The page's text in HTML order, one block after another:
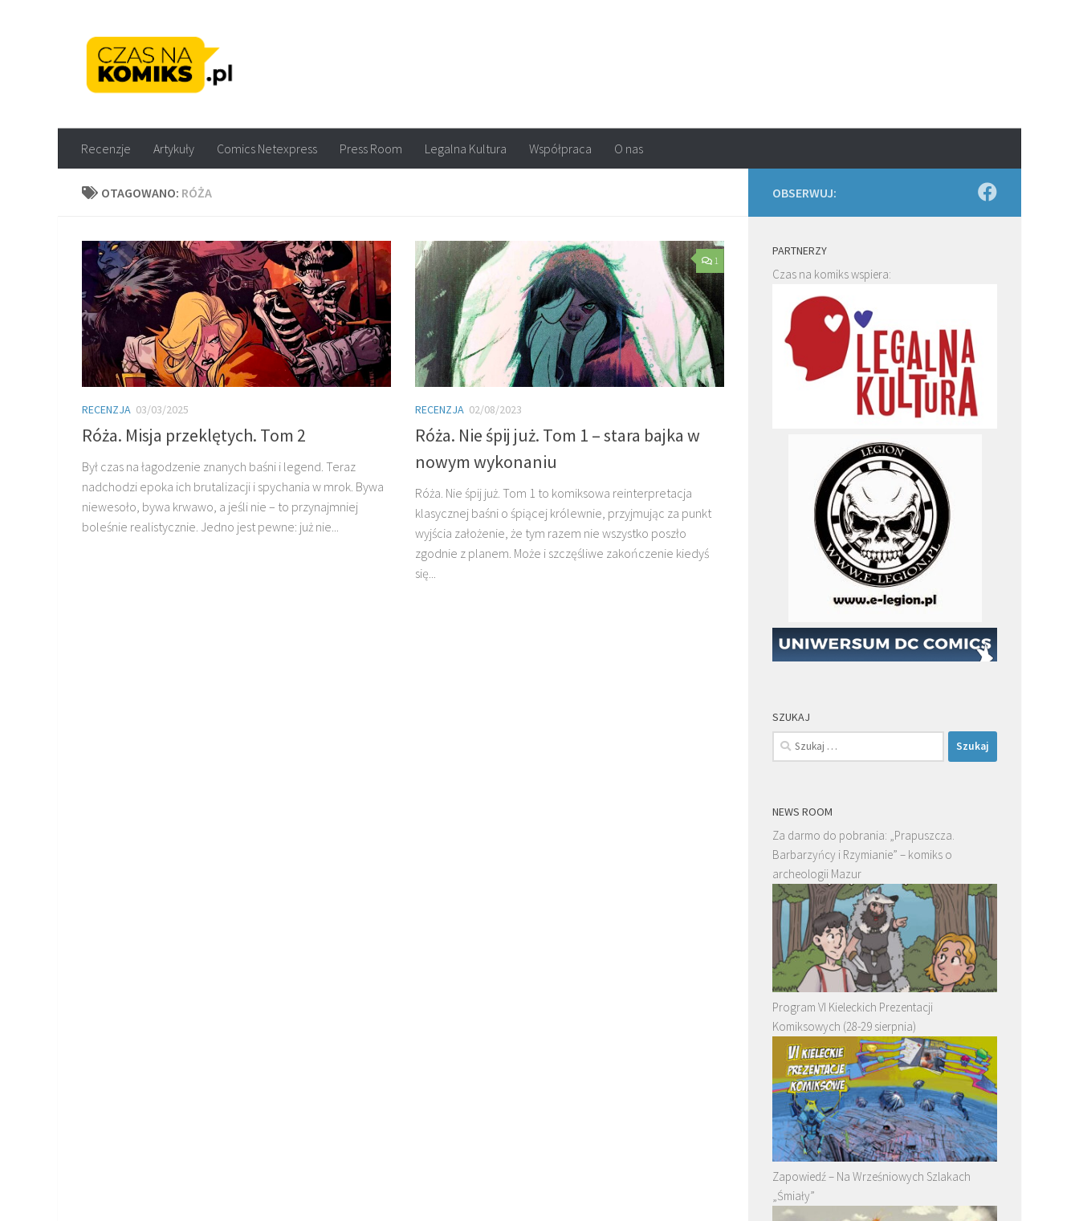
Recenzje Artykuły Comics Netexpress Press Room Legalna Kultura Współpraca O nas
OTAGOWANO: RÓŻA
RECENZJA 03/03/2025
Róża. Misja przeklętych. Tom 2
Był czas na łagodzenie znanych baśni i legend. Teraz
nadchodzi epoka ich brutalizacji i spychania w mrok. Bywa
niewesoło, bywa krwawo, a jeśli nie – to przynajmniej
boleśnie realistycznie. Jedno jest pewne: już nie...
1
RECENZJA 02/08/2023
Róża. Nie śpij już. Tom 1 – stara bajka w
nowym wykonaniu
Róża. Nie śpij już. Tom 1 to komiksowa reinterpretacja
klasycznej baśni o śpiącej królewnie, przyjmując za punkt
wyjścia założenie, że tym razem nie wszystko poszło
zgodnie z planem. Może i szczęśliwe zakończenie kiedyś
się...
OBSERWUJ:
PARTNERZY
Czas na komiks wspiera:
SZUKAJ
Szukaj:
NEWS ROOM
Za darmo do pobrania: „Prapuszcza.
Barbarzyńcy i Rzymianie” – komiks o
archeologii Mazur
Program VI Kieleckich Prezentacji
Komiksowych (28-29 sierpnia)
Zapowiedź – Na Wrześniowych Szlakach
„Śmiały”